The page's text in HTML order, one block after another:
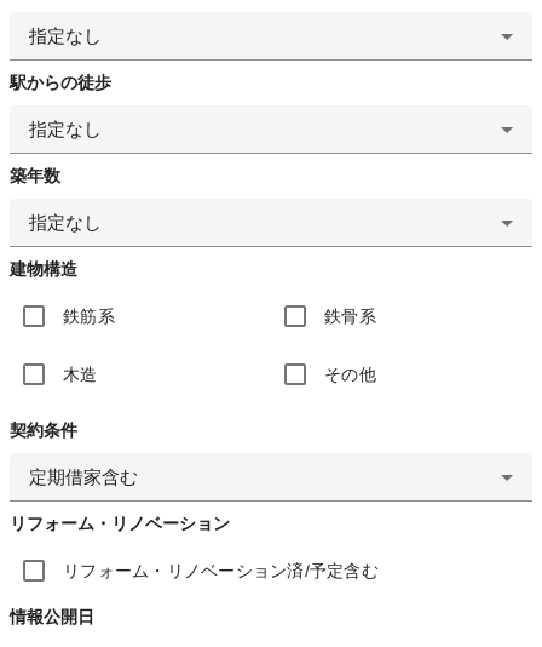
指定なし
駅からの徒歩
指定なし
築年数
指定なし
建物構造
鉄筋系 鉄骨系
木造 その他
契約条件
定期借家含む
リフォーム・リノベーション
リフォーム・リノベーション済/予定含む
情報公開日